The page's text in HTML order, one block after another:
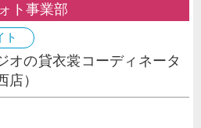
ト事業部
ト
オの貸衣裳コーディネータ
）